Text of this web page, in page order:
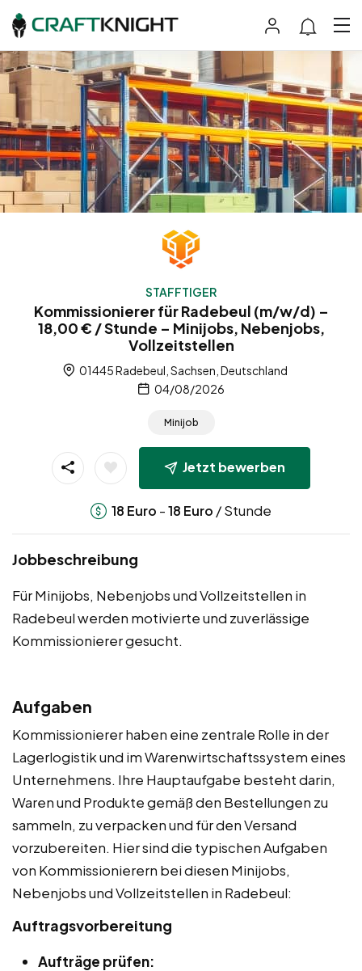
STAFFTIGER
Kommissionierer für Radebeul (m/w/d) –
18,00 € / Stunde – Minijobs, Nebenjobs,
Vollzeitstellen
01445 Radebeul, Sachsen, Deutschland
04/08/2026
Minijob
Jetzt bewerben
18 Euro -18 Euro / Stunde
Jobbeschreibung
Für Minijobs, Nebenjobs und Vollzeitstellen in
Radebeul werden motivierte und zuverlässige
Kommissionierer gesucht.
Aufgaben
Kommissionierer haben eine zentrale Rolle in der
Lagerlogistik und im Warenwirtschaftssystem eines
Unternehmens. Ihre Hauptaufgabe besteht darin,
Waren und Produkte gemäß den Bestellungen zu
sammeln, zu verpacken und für den Versand
vorzubereiten. Hier sind die typischen Aufgaben
von Kommissionierern bei diesen Minijobs,
Nebenjobs und Vollzeitstellen in Radebeul:
Auftragsvorbereitung
Aufträge prüfen: